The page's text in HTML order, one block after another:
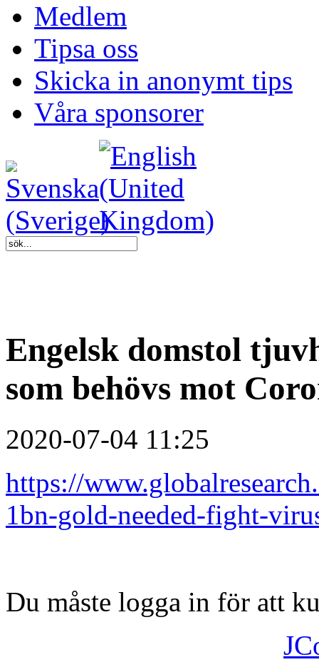
Medlem
Tipsa oss
Skicka in anonymt tips
Våra sponsorer
Engelsk domstol
som behövs mot
2020-07-04 11:25
https://
1bn-gold-needed-fight-
Du måste logga in för att